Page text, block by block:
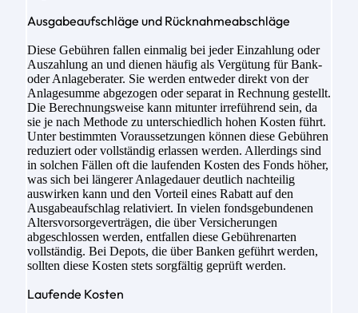
Ausgabeaufschläge und Rücknahmeabschläge
Diese Gebühren fallen einmalig bei jeder Einzahlung oder
Auszahlung an und dienen häufig als Vergütung für Bank-
oder Anlageberater. Sie werden entweder direkt von der
Anlagesumme abgezogen oder separat in Rechnung gestellt.
Die Berechnungsweise kann mitunter irreführend sein, da
sie je nach Methode zu unterschiedlich hohen Kosten führt.
Unter bestimmten Voraussetzungen können diese Gebühren
reduziert oder vollständig erlassen werden. Allerdings sind
in solchen Fällen oft die laufenden Kosten des Fonds höher,
was sich bei längerer Anlagedauer deutlich nachteilig
auswirken kann und den Vorteil eines Rabatt auf den
Ausgabeaufschlag relativiert. In vielen fondsgebundenen
Altersvorsorgeverträgen, die über Versicherungen
abgeschlossen werden, entfallen diese Gebührenarten
vollständig. Bei Depots, die über Banken geführt werden,
sollten diese Kosten stets sorgfältig geprüft werden.
Laufende Kosten